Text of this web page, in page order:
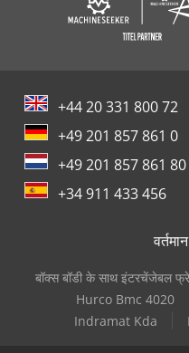
+44 20 331 800 72
+49 201 857 861 0
+49 201 857 861 80
+34 911 433 456
बॉक्स बॉडी के साथ इंटरचेंजेबल
Hurco Bmc 4020
Indramat Kda